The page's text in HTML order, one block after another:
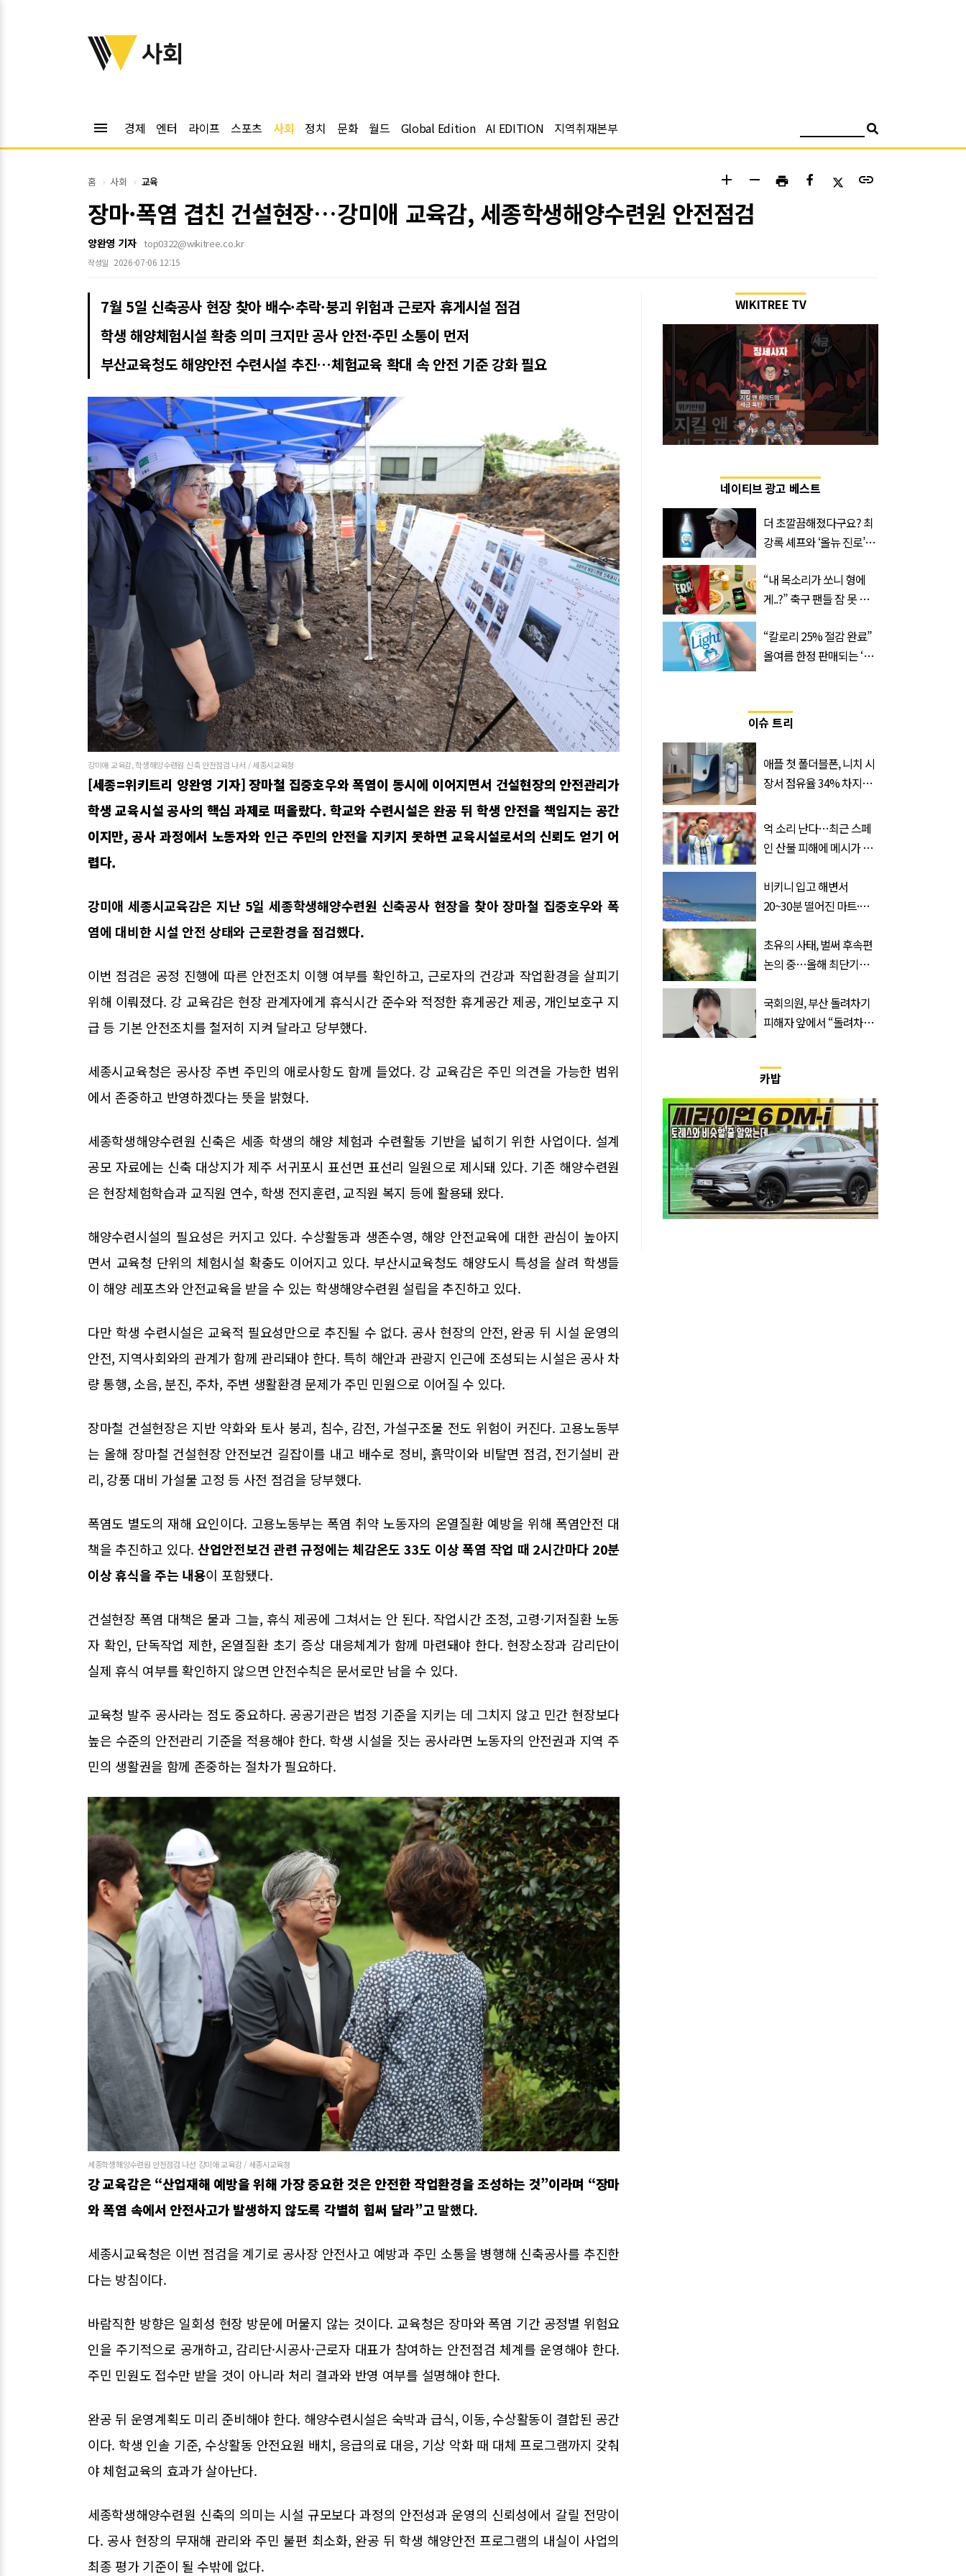
위키트리
사회
menu 경제 엔터 라이프 스포츠 사회 정치 문화 월드 Global Edition AI EDITION 지역취재본부
홈 사회 교육 add remove print link
장마·폭염 겹친 건설현장…강미애 교육감, 세종학생해양수련원 안전점검
양완영 기자 top0322@wikitree.co.kr
작성일 2026-07-06 12:15
7월 5일 신축공사 현장 찾아 배수·추락·붕괴 위험과 근로자 휴게시설 점검
학생 해양체험시설 확충 의미 크지만 공사 안전·주민 소통이 먼저
부산교육청도 해양안전 수련시설 추진…체험교육 확대 속 안전 기준 강화 필요
강미애 교육감, 학생해양수련원 신축 안전점검 나서 / 세종시교육청
[세종=위키트리 양완영 기자] 장마철 집중호우와 폭염이 동시에 이어지면서 건설현장의 안전관리가
학생 교육시설 공사의 핵심 과제로 떠올랐다. 학교와 수련시설은 완공 뒤 학생 안전을 책임지는 공간
이지만, 공사 과정에서 노동자와 인근 주민의 안전을 지키지 못하면 교육시설로서의 신뢰도 얻기 어
렵다.
강미애 세종시교육감은 지난 5일 세종학생해양수련원 신축공사 현장을 찾아 장마철 집중호우와 폭
염에 대비한 시설 안전 상태와 근로환경을 점검했다.
이번 점검은 공정 진행에 따른 안전조치 이행 여부를 확인하고, 근로자의 건강과 작업환경을 살피기
위해 이뤄졌다. 강 교육감은 현장 관계자에게 휴식시간 준수와 적정한 휴게공간 제공, 개인보호구 지
급 등 기본 안전조치를 철저히 지켜 달라고 당부했다.
세종시교육청은 공사장 주변 주민의 애로사항도 함께 들었다. 강 교육감은 주민 의견을 가능한 범위
에서 존중하고 반영하겠다는 뜻을 밝혔다.
세종학생해양수련원 신축은 세종 학생의 해양 체험과 수련활동 기반을 넓히기 위한 사업이다. 설계
공모 자료에는 신축 대상지가 제주 서귀포시 표선면 표선리 일원으로 제시돼 있다. 기존 해양수련원
은 현장체험학습과 교직원 연수, 학생 전지훈련, 교직원 복지 등에 활용돼 왔다.
해양수련시설의 필요성은 커지고 있다. 수상활동과 생존수영, 해양 안전교육에 대한 관심이 높아지
면서 교육청 단위의 체험시설 확충도 이어지고 있다. 부산시교육청도 해양도시 특성을 살려 학생들
이 해양 레포츠와 안전교육을 받을 수 있는 학생해양수련원 설립을 추진하고 있다.
다만 학생 수련시설은 교육적 필요성만으로 추진될 수 없다. 공사 현장의 안전, 완공 뒤 시설 운영의
안전, 지역사회와의 관계가 함께 관리돼야 한다. 특히 해안과 관광지 인근에 조성되는 시설은 공사 차
량 통행, 소음, 분진, 주차, 주변 생활환경 문제가 주민 민원으로 이어질 수 있다.
장마철 건설현장은 지반 약화와 토사 붕괴, 침수, 감전, 가설구조물 전도 위험이 커진다. 고용노동부
는 올해 장마철 건설현장 안전보건 길잡이를 내고 배수로 정비, 흙막이와 비탈면 점검, 전기설비 관
리, 강풍 대비 가설물 고정 등 사전 점검을 당부했다.
폭염도 별도의 재해 요인이다. 고용노동부는 폭염 취약 노동자의 온열질환 예방을 위해 폭염안전 대
책을 추진하고 있다.산업안전보건 관련 규정에는 체감온도 33도 이상 폭염 작업 때 2시간마다 20분
이상 휴식을 주는 내용이 포함됐다.
건설현장 폭염 대책은 물과 그늘, 휴식 제공에 그쳐서는 안 된다. 작업시간 조정, 고령·기저질환 노동
자 확인, 단독작업 제한, 온열질환 초기 증상 대응체계가 함께 마련돼야 한다. 현장소장과 감리단이
실제 휴식 여부를 확인하지 않으면 안전수칙은 문서로만 남을 수 있다.
교육청 발주 공사라는 점도 중요하다. 공공기관은 법정 기준을 지키는 데 그치지 않고 민간 현장보다
높은 수준의 안전관리 기준을 적용해야 한다. 학생 시설을 짓는 공사라면 노동자의 안전권과 지역 주
민의 생활권을 함께 존중하는 절차가 필요하다.
세종학생해양수련원 안전점검 나선 강미애 교육감 / 세종시교육청
강 교육감은 “산업재해 예방을 위해 가장 중요한 것은 안전한 작업환경을 조성하는 것”이라며 “장마
와 폭염 속에서 안전사고가 발생하지 않도록 각별히 힘써 달라”고말했다.
세종시교육청은 이번 점검을 계기로 공사장 안전사고 예방과 주민 소통을 병행해 신축공사를 추진한
다는 방침이다.
바람직한 방향은 일회성 현장 방문에 머물지 않는 것이다. 교육청은 장마와 폭염 기간 공정별 위험요
인을 주기적으로 공개하고, 감리단·시공사·근로자 대표가 참여하는 안전점검 체계를 운영해야 한다.
주민 민원도 접수만 받을 것이 아니라 처리 결과와 반영 여부를 설명해야 한다.
완공 뒤 운영계획도 미리 준비해야 한다. 해양수련시설은 숙박과 급식, 이동, 수상활동이 결합된 공간
이다. 학생 인솔 기준, 수상활동 안전요원 배치, 응급의료 대응, 기상 악화 때 대체 프로그램까지 갖춰
야 체험교육의 효과가 살아난다.
세종학생해양수련원 신축의 의미는 시설 규모보다 과정의 안전성과 운영의 신뢰성에서 갈릴 전망이
다. 공사 현장의 무재해 관리와 주민 불편 최소화, 완공 뒤 학생 해양안전 프로그램의 내실이 사업의
최종 평가 기준이 될 수밖에 없다.
WIKITREE TV
네이티브 광고 베스트
더 초깔끔해졌다구요? 최
강록 셰프와 ‘올뉴 진로’의
“내 목소리가 쏘니 형에
게..?” 축구 팬들 잠 못 들
트
“칼로리 25% 절감 완료”
올여름 한정 판매되는 ‘최
이슈 트리
애플 첫 폴더블폰, 니치 시
장서 점유율 34% 차지할
억 소리 난다…최근 스페
인 산불 피해에 메시가 기
비키니 입고 해변서
20~30분 떨어진 마트·주
속출, 반응 폭발
초유의 사태, 벌써 후속편
논의 중…올해 최단기간
정체
국회의원, 부산 돌려차기
피해자 앞에서 “돌려차기
카밥